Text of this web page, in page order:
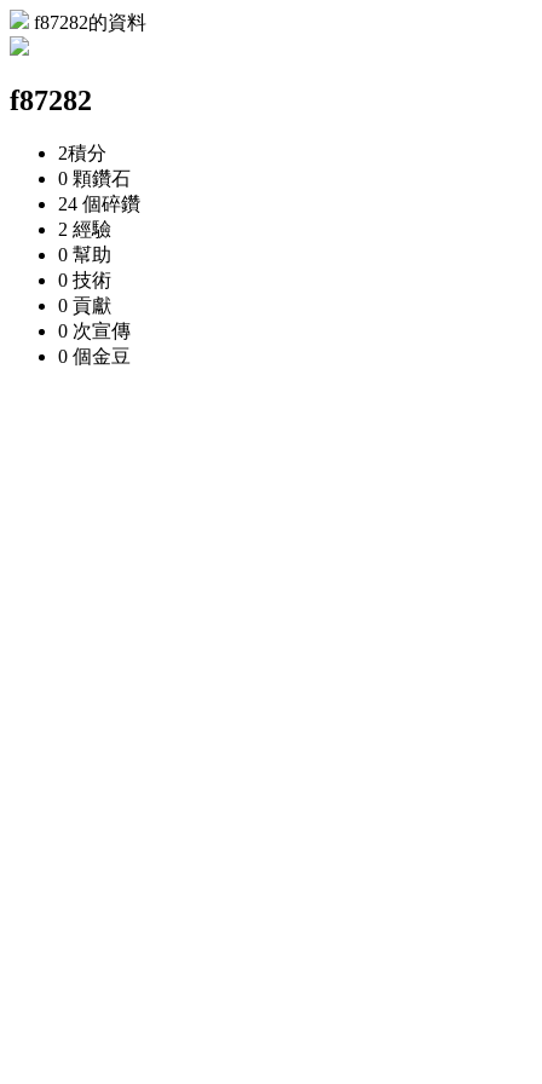
f87282的資料
f87282
2積分
0 顆鑽石
24 個碎鑽
2 經驗
0 幫助
0 技術
0 貢獻
0 次宣傳
0 個金豆